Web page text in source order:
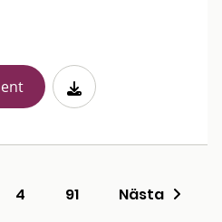
4 91 Nästa